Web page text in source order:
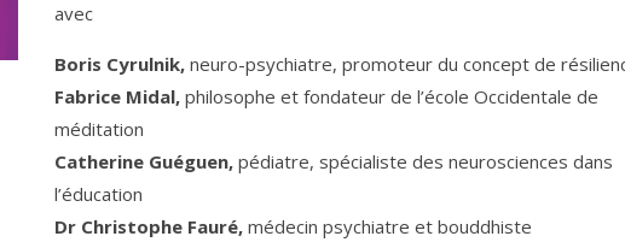
avec
Boris Cyrulnik, neuro-psychiatre, promoteur du concept de
Fabrice Midal, philosophe et fondateur de l’école Occidentale de
méditation
Catherine Guéguen, pédiatre, spécialiste des neurosciences dans
l’éducation
Dr Christophe Fauré, médecin psychiatre et bouddhiste